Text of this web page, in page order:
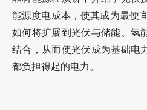
能源度电成本，使其成为最便
如何将扩展到光伏与储能、氢
结合，从而使光伏成为基础电
都负担得起的电力。